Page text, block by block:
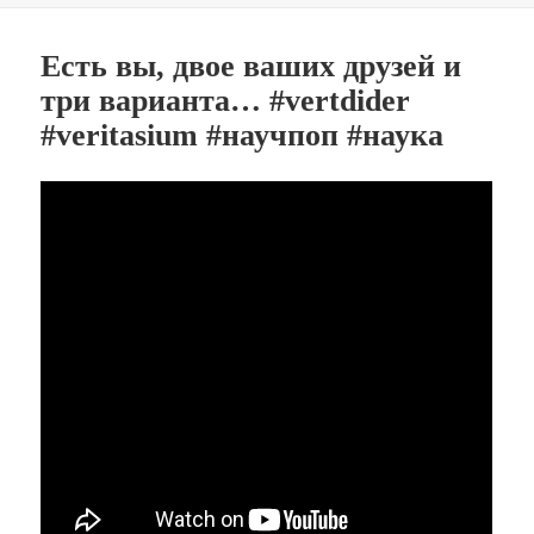
Есть вы, двое ваших друзей и
три варианта… #vertdider
#veritasium #научпоп #наука